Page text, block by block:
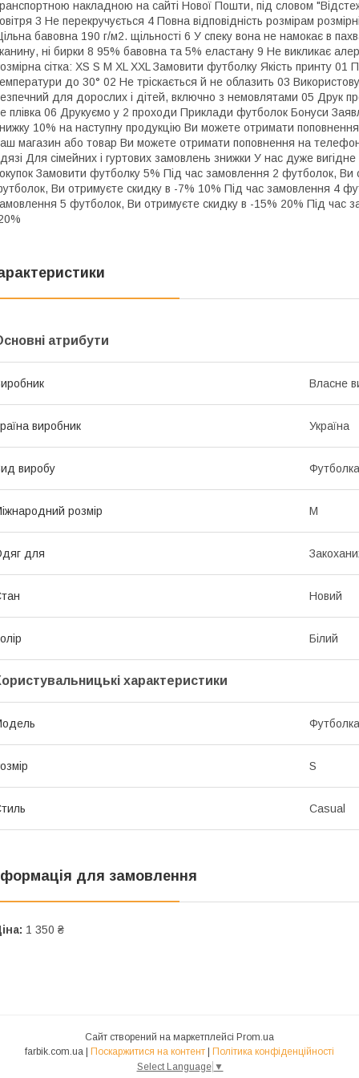
накладною на сайті Нової Пошти, під словом
3 Не перекручується 4 Повна відповідність розмірам
бавовна 190 г/м2. щільності 6 У спеку вона не намокає в
ні бирки 8 95% бавовна та 5% еластану 9 Не викликає
сітка: XS S M XL XXL Замовити футболку Якість принту
до 30° 02 Не тріскається й не облазить 03
для дорослих і дітей, включно з немовлятами 05 Друк
плівка 06 Друкуємо у 2 проходи Приклади футболок Бонуси
10% на наступну продукцію Ви можете отримати
магазин або товар Ви можете отримати поповнення на
Для сімейних і гуртових замовлень знижки У нас дуже
Замовити футболку 5% Під час замовлення 2 футболок,
Ви отримуєте скидку в -7% 10% Під час замовлення 4
5 футболок, Ви отримуєте скидку в -15% 20% Під час
атрибути
Власне
виробник Україна
виробу Футболка
розмір M
для
Новий
Білий
характеристики
Футболка
S
Casual
для замовлення
1 350 ₴
Сайт створений на маркетплейсі Prom.ua
farbik.com.ua | Поскаржитися на контент | Політика конфіденційності
Select Language ▼